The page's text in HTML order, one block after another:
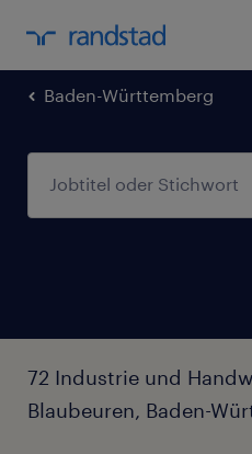
Baden-Württemberg
72 Industrie und
Blaubeuren, Baden-